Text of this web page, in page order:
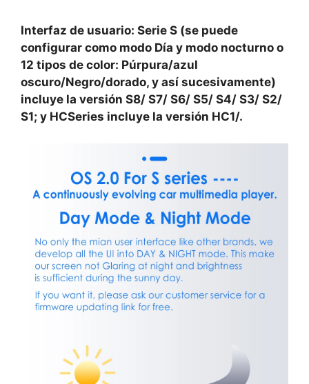
Interfaz de usuario: Serie S (se puede
configurar como modo Día y modo nocturno o
12 tipos de color: Púrpura/azul
oscuro/Negro/dorado, y así sucesivamente)
incluye la versión S8/ S7/ S6/ S5/ S4/ S3/ S2/
S1; y HCSeries incluye la versión HC1/.